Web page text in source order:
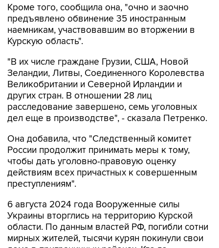
Кроме того, сообщила она, "очно и заочно
предъявлено обвинение 35 иностранным
наемникам, участвовавшим во вторжении в
Курскую область".
"В их числе граждане Грузии, США, Новой
Зеландии, Литвы, Соединенного Королевства
Великобритании и Северной Ирландии и
других стран. В отношении 28 лиц
расследование завершено, семь уголовных
дел еще в производстве", - сказала Петренко.
Она добавила, что "Cледственный комитет
России продолжит принимать меры к тому,
чтобы дать уголовно-правовую оценку
действиям всех причастных к совершенным
преступлениям".
6 августа 2024 года Вооруженные силы
Украины вторглись на территорию Курской
области. По данным властей РФ, погибли сотни
мирных жителей, тысячи курян покинули свои